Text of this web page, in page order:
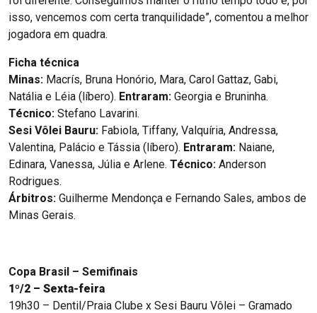
isso, vencemos com certa tranquilidade”, comentou a melhor
jogadora em quadra.
Ficha técnica
Minas: Macrís, Bruna Honório, Mara, Carol Gattaz, Gabi,
Natália e Léia (líbero). Entraram: Georgia e Bruninha.
Técnico: Stefano Lavarini.
Sesi Vôlei Bauru: Fabiola, Tiffany, Valquíria, Andressa,
Valentina, Palácio e Tássia (líbero). Entraram: Naiane,
Edinara, Vanessa, Júlia e Arlene. Técnico: Anderson
Rodrigues.
Árbitros: Guilherme Mendonça e Fernando Sales, ambos de
Minas Gerais.
Copa Brasil – Semifinais
1º/2 – Sexta-feira
19h30 – Dentil/Praia Clube x Sesi Bauru Vôlei – Gramado